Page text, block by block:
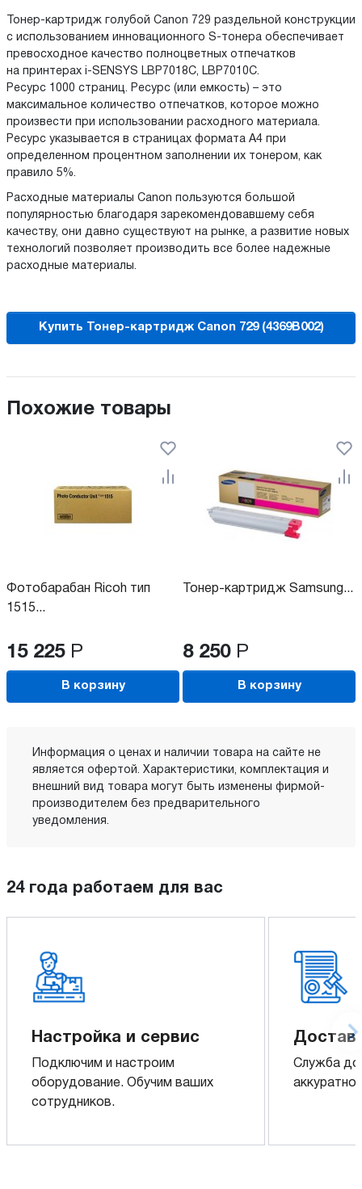
Тонер-картридж голубой Canon 729 раздельной конструкции
с использованием инновационного S-тонера обеспечивает
превосходное качество полноцветных отпечатков
на принтерах i-SENSYS LBP7018C, LBP7010C.
Ресурс 1000 страниц. Ресурс (или емкость) – это
максимальное количество отпечатков, которое можно
произвести при использовании расходного материала.
Ресурс указывается в страницах формата А4 при
определенном процентном заполнении их тонером, как
правило 5%.
Расходные материалы Canon пользуются большой
популярностью благодаря зарекомендовавшему себя
качеству, они давно существуют на рынке, а развитие новых
технологий позволяет производить все более надежные
расходные материалы.
Купить Тонер-картридж Canon 729 (4369B002)
Похожие товары
Фотобарабан Ricoh тип
1515...
15 225 Р
В корзину
Тонер-картридж Samsung...
8 250 Р
В корзину
Информация о ценах и наличии товара на сайте не
является офертой. Характеристики, комплектация и
внешний вид товара могут быть изменены фирмой-
производителем без предварительного
уведомления.
24 года работаем для вас
Настройка и сервис
Подключим и настроим
оборудование. Обучим ваших
сотрудников.
Служба
аккуратно